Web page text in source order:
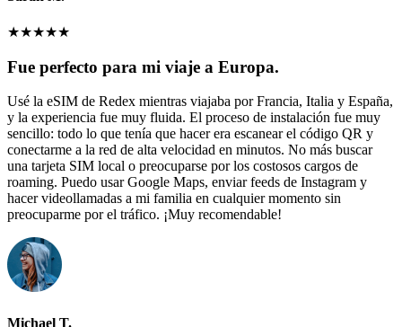
★★★★★
Fue perfecto para mi viaje a Europa.
Usé la eSIM de Redex mientras viajaba por Francia, Italia y España,
y la experiencia fue muy fluida. El proceso de instalación fue muy
sencillo: todo lo que tenía que hacer era escanear el código QR y
conectarme a la red de alta velocidad en minutos. No más buscar
una tarjeta SIM local o preocuparse por los costosos cargos de
roaming. Puedo usar Google Maps, enviar feeds de Instagram y
hacer videollamadas a mi familia en cualquier momento sin
preocuparme por el tráfico. ¡Muy recomendable!
Michael T.